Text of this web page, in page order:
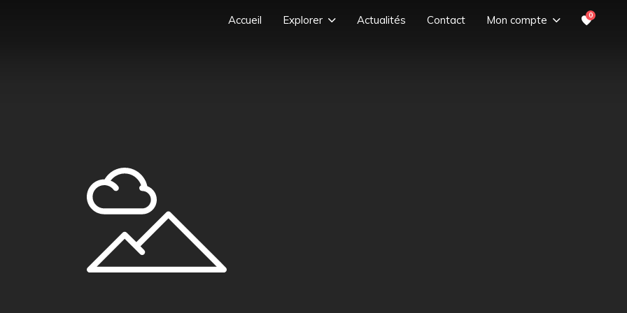
Accueil Explorer Actualités Contact Mon compte 0